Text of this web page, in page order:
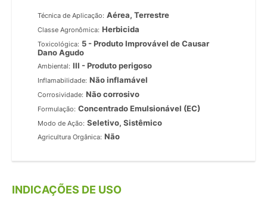
Técnica de Aplicação: Aérea, Terrestre
Classe Agronômica: Herbicida
Toxicológica: 5 - Produto Improvável de Causar
Dano Agudo
Ambiental: III - Produto perigoso
Inflamabilidade: Não inflamável
Corrosividade: Não corrosivo
Formulação: Concentrado Emulsionável (EC)
Modo de Ação: Seletivo, Sistêmico
Agricultura Orgânica: Não
INDICAÇÕES DE USO